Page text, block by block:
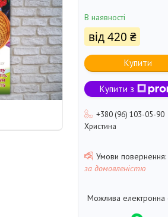
В наявності
від420 ₴
Купити
Купити з
+380 (96) 103-05-90
Христина
за домовленістю